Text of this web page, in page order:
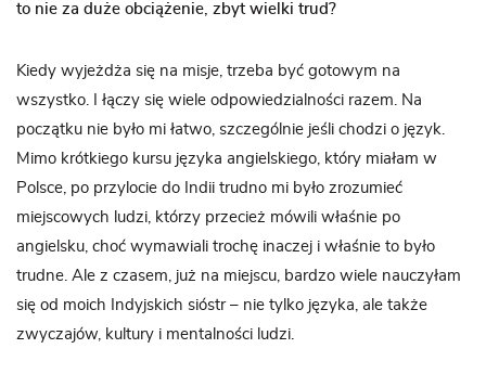
to nie za duże obciążenie, zbyt wielki trud?
Kiedy wyjeżdża się na misje, trzeba być gotowym na
wszystko. I łączy się wiele odpowiedzialności razem. Na
początku nie było mi łatwo, szczególnie jeśli chodzi o język.
Mimo krótkiego kursu języka angielskiego, który miałam w
Polsce, po przylocie do Indii trudno mi było zrozumieć
miejscowych ludzi, którzy przecież mówili właśnie po
angielsku, choć wymawiali trochę inaczej i właśnie to było
trudne. Ale z czasem, już na miejscu, bardzo wiele nauczyłam
się od moich Indyjskich sióstr – nie tylko języka, ale także
zwyczajów, kultury i mentalności ludzi.